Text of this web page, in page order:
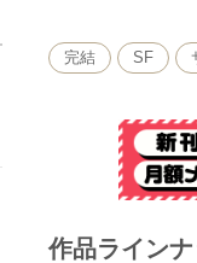
完結 SF
作品ライン